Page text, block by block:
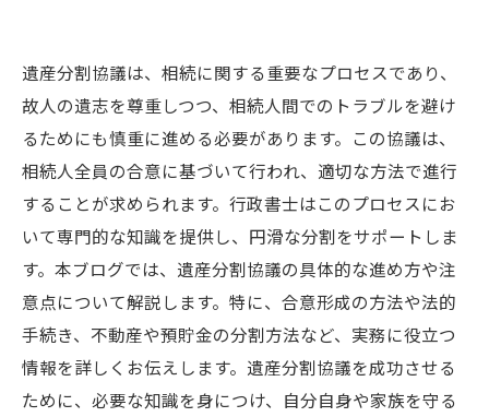
遺産分割協議は、相続に関する重要なプロセスであり、
故人の遺志を尊重しつつ、相続人間でのトラブルを避け
るためにも慎重に進める必要があります。この協議は、
相続人全員の合意に基づいて行われ、適切な方法で進行
することが求められます。行政書士はこのプロセスにお
いて専門的な知識を提供し、円滑な分割をサポートしま
す。本ブログでは、遺産分割協議の具体的な進め方や注
意点について解説します。特に、合意形成の方法や法的
手続き、不動産や預貯金の分割方法など、実務に役立つ
情報を詳しくお伝えします。遺産分割協議を成功させる
ために、必要な知識を身につけ、自分自身や家族を守る